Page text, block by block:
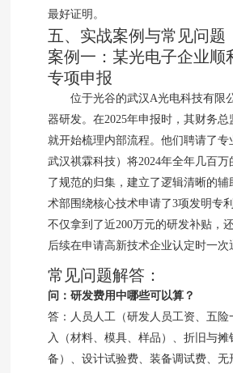
最好证明。
五、实战案例与常见问题
案例一：某光电子企业顺
专项申报
位于光谷的武汉A光电科技有限
器研发。在2025年申报时，其财务总
就开始梳理内部流程。他们聘请了专
武汉祺霖科技）将2024年全年几百
了规范的归集，建立了逻辑清晰的辅
术部围绕核心技术申请了3项发明专
不仅拿到了近200万元的研发补贴，
后续在申请高新技术企业认定时一次
常见问题解答：
问：研发费用中哪些可以算？
答：人员人工（研发人员工资、五险
入（材料、模具、样品）、折旧与
备）、设计试验费、装备调试费、无